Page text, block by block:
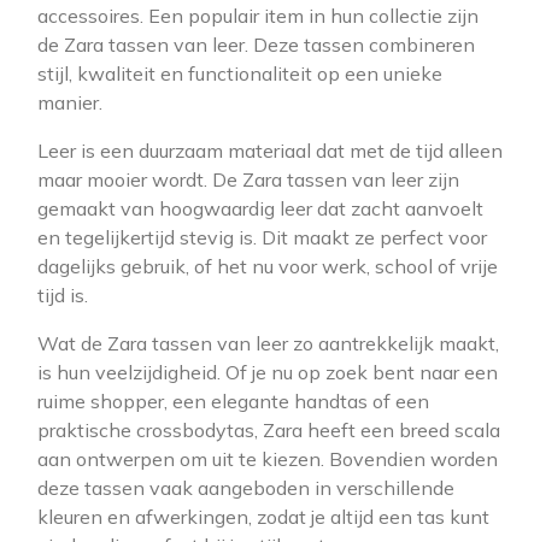
accessoires. Een populair item in hun collectie zijn
de Zara tassen van leer. Deze tassen combineren
stijl, kwaliteit en functionaliteit op een unieke
manier.
Leer is een duurzaam materiaal dat met de tijd alleen
maar mooier wordt. De Zara tassen van leer zijn
gemaakt van hoogwaardig leer dat zacht aanvoelt
en tegelijkertijd stevig is. Dit maakt ze perfect voor
dagelijks gebruik, of het nu voor werk, school of vrije
tijd is.
Wat de Zara tassen van leer zo aantrekkelijk maakt,
is hun veelzijdigheid. Of je nu op zoek bent naar een
ruime shopper, een elegante handtas of een
praktische crossbodytas, Zara heeft een breed scala
aan ontwerpen om uit te kiezen. Bovendien worden
deze tassen vaak aangeboden in verschillende
kleuren en afwerkingen, zodat je altijd een tas kunt